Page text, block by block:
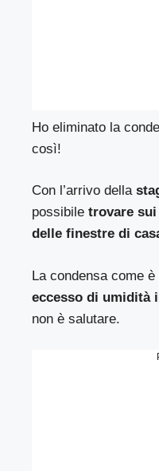
Ho eliminato la
così!
Con l’arrivo della
possibiletrovare
delle finestre di
La condensa come
eccesso di umidità
non è salutare.